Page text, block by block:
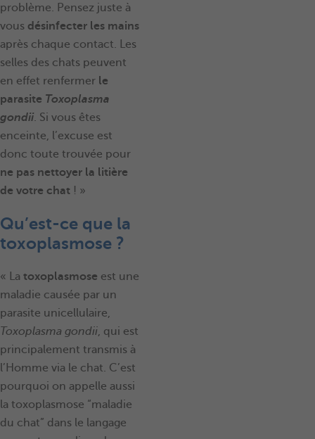
problème. Pensez juste à
vous désinfecter les mains
après chaque contact. Les
selles des chats peuvent
en effet renfermer le
parasite Toxoplasma
gondii. Si vous êtes
enceinte, l’excuse est
donc toute trouvée pour
ne pas nettoyer la litière
de votre chat ! »
Qu’est-ce que la
toxoplasmose ?
« La toxoplasmose est une
maladie causée par un
parasite unicellulaire,
Toxoplasma gondii, qui est
principalement transmis à
l’Homme via le chat. C’est
pourquoi on appelle aussi
la toxoplasmose “maladie
du chat” dans le langage